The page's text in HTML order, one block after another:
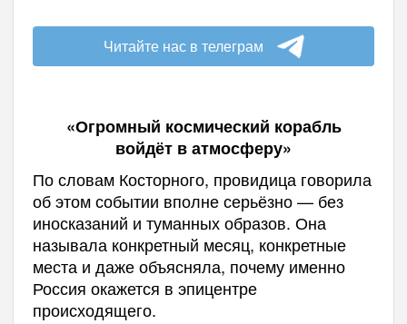
Читайте нас в телеграм
«Огромный космический корабль
войдёт в атмосферу»
По словам Косторного, провидица говорила
об этом событии вполне серьёзно — без
иносказаний и туманных образов. Она
называла конкретный месяц, конкретные
места и даже объясняла, почему именно
Россия окажется в эпицентре
происходящего.